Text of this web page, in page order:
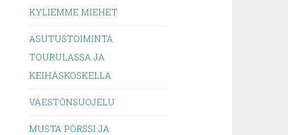
KYLIEMME MIEHET
ASUTUSTOIMINTA
TOURULASSA JA
KEIHÄSKOSKELLA
VÄESTÖNSUOJELU
MUSTA PÖRSSI JA